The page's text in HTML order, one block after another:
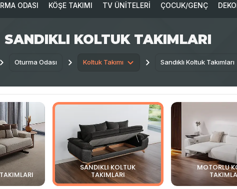
ODASI KÖŞE TAKIMI TV ÜNITELERI ÇOCUK/GENÇ
SANDIKLI KOLTUK TAKIMLARI
Oturma Odası Koltuk Takımı Sandıklı Koltuk Takımları
SANDIKLI KOLTUK
TAKIMLARI
MOTORLU